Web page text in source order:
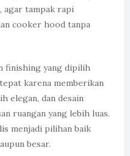
agar tampak rapi
cooker hood tanpa
finishing yang dipilih
karena memberikan
elegan, dan desain
ruangan yang lebih luas.
menjadi pilihan baik
besar.